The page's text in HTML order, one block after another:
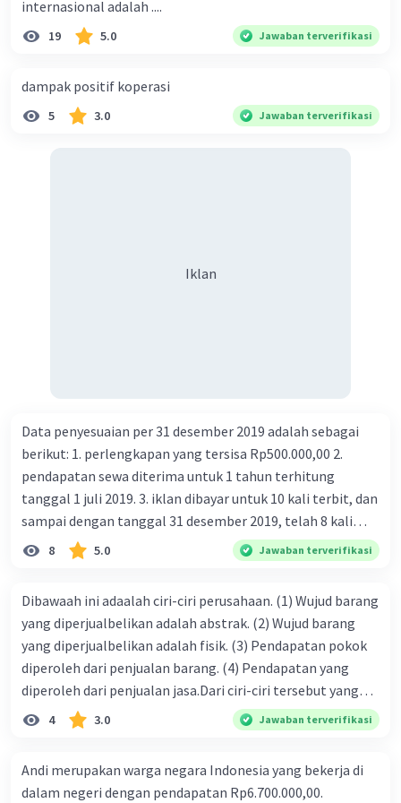
internasional adalah ....
19 5.0 Jawaban terverifikasi
dampak positif koperasi
5 3.0 Jawaban terverifikasi
Iklan
Data penyesuaian per 31 desember 2019 adalah sebagai
berikut: 1. perlengkapan yang tersisa Rp500.000,00 2.
pendapatan sewa diterima untuk 1 tahun terhitung
tanggal 1 juli 2019. 3. iklan dibayar untuk 10 kali terbit, dan
sampai dengan tanggal 31 desember 2019, telah 8 kali
terbit. 4. gaji terutang untuk periode berjalan sebesar
Rp800.000,00 dari data di atas, pencatatan jurnal pembalik
8 5.0 Jawaban terverifikasi
Dibawaah ini adaalah ciri-ciri perusahaan. (1) Wujud barang
yang diperjualbelikan adalah abstrak. (2) Wujud barang
yang diperjualbelikan adalah fisik. (3) Pendapatan pokok
diperoleh dari penjualan barang. (4) Pendapatan yang
diperoleh dari penjualan jasa.Dari ciri-ciri tersebut yang
merupakan ciri dari perusahaan dagang ditunjukan pada
nomor…. a. 1 dan 3 b. 3 dan 4 c. 2 dan 3 d. 1 dan 2 e. 2 dan 4
4 3.0 Jawaban terverifikasi
Andi merupakan warga negara Indonesia yang bekerja di
dalam negeri dengan pendapatan Rp6.700.000,00.